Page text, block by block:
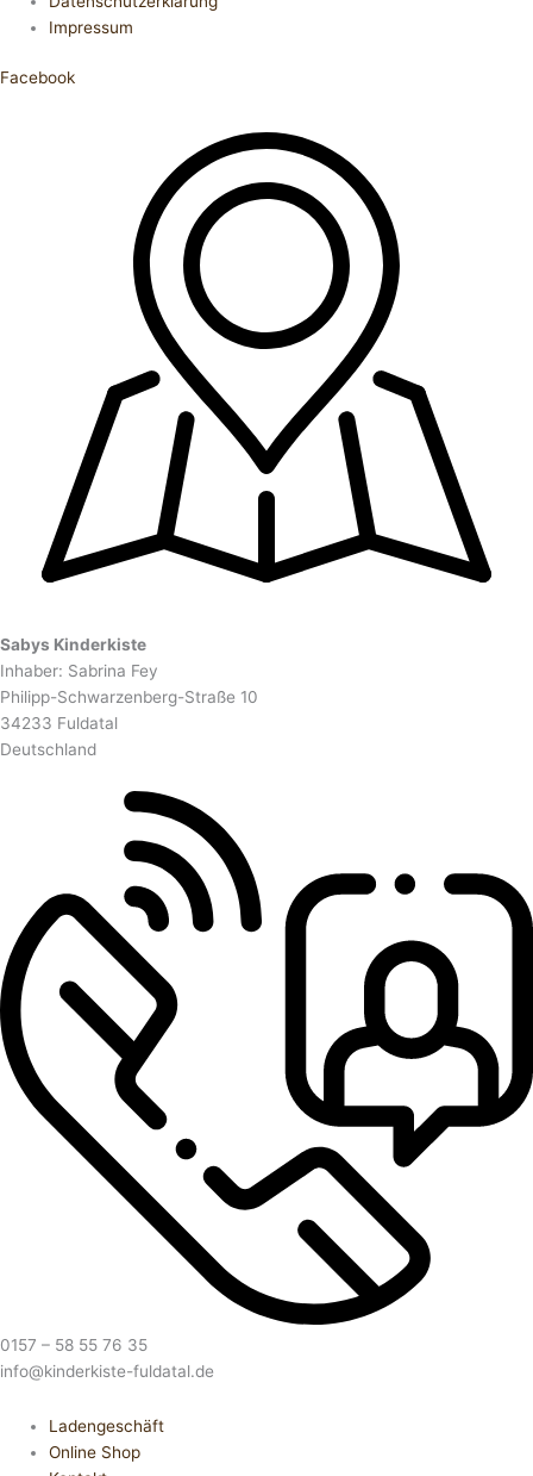
Impressum
Facebook
Sabys Kinderkiste
Inhaber: Sabrina Fey
Philipp-Schwarzenberg-Straße 10
34233 Fuldatal
Deutschland
0157 – 58 55 76 35
info@kinderkiste-fuldatal.de
Ladengeschäft
Online Shop